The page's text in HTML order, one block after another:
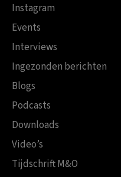
Instagram
Events
Interviews
Ingezonden berichten
Blogs
Podcasts
Downloads
Video’s
Tijdschrift M&O